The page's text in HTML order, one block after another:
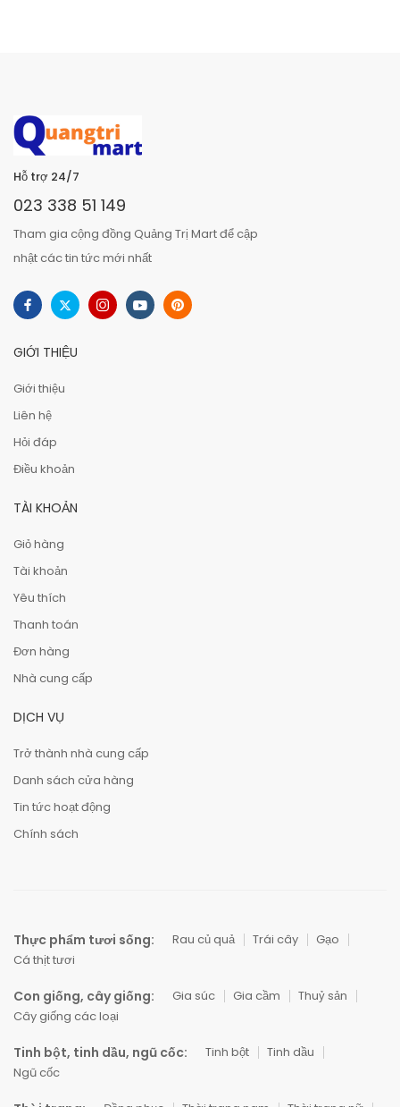
Hỗ trợ 24/7
023 338 51 149
Tham gia cộng đồng Quảng Trị Mart để cập
nhật các tin tức mới nhất
GIỚI THIỆU
Giới thiệu
Liên hệ
Hỏi đáp
Điều khoản
TÀI KHOẢN
Giỏ hàng
Tài khoản
Yêu thích
Thanh toán
Đơn hàng
Nhà cung cấp
DỊCH VỤ
Trở thành nhà cung cấp
Danh sách cửa hàng
Tin tức hoạt động
Chính sách
Thực phẩm tươi sống: Rau củ quả Trái cây
Gạo
Cá thịt tươi
Con giống, cây giống: Gia súc Gia cầm
Thuỷ sản
Cây giống các loại
Tinh bột, tinh dầu, ngũ cốc: Tinh bột
Tinh dầu
Ngũ cốc